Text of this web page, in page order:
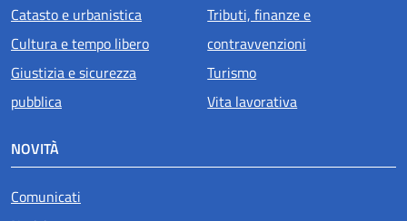
Catasto e urbanistica
Cultura e tempo libero
Giustizia e sicurezza
pubblica
Tributi, finanze e
contravvenzioni
Turismo
Vita lavorativa
NOVITÀ
Comunicati